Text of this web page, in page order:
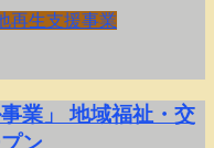
再生支援事業
業」 地域福祉・交
ン